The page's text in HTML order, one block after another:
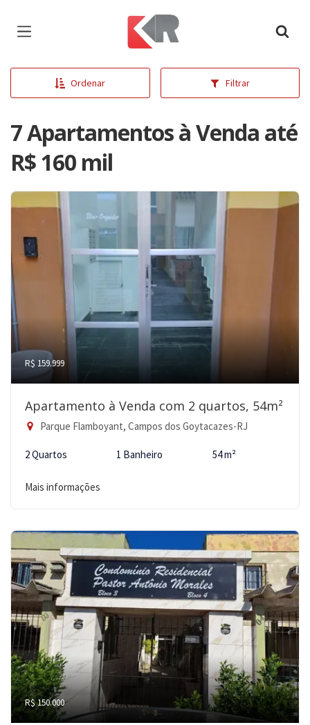
Página inicial
Ordenar Filtrar
7 Apartamentos à Venda até
R$ 160 mil
R$ 159.999
Apartamento à Venda com 2 quartos, 54m²
Parque Flamboyant, Campos dos Goytacazes-RJ
2 Quartos 1 Banheiro 54 m²
Mais informações
R$ 150.000